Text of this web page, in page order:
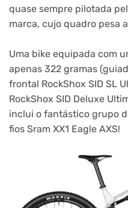
quase sempre pilotada
marca, cujo quadro pesa
Uma bike equipada com
apenas 322 gramas
frontal RockShox SID SL
RockShox SID Deluxe
inclui o fantástico grupo
fios Sram XX1 Eagle AXS!